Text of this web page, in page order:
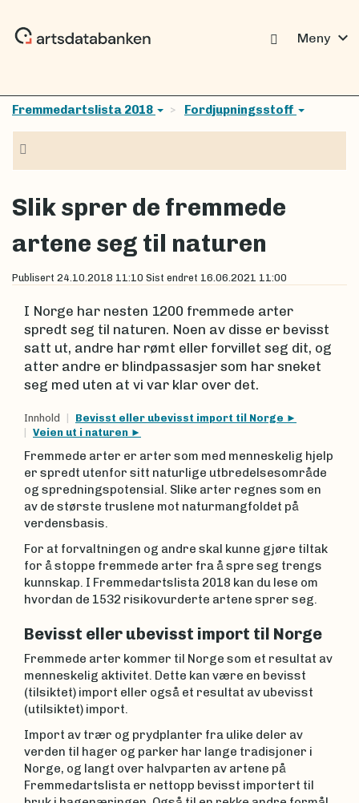
Meny expand_more
Fremmedartslista 2018 Fordjupningsstoff
Slik sprer de fremmede
artene seg til naturen
Publisert 24.10.2018 11:10 Sist endret 16.06.2021 11:00
I Norge har nesten 1200 fremmede arter
spredt seg til naturen. Noen av disse er bevisst
satt ut, andre har rømt eller forvillet seg dit, og
atter andre er blindpassasjer som har sneket
seg med uten at vi var klar over det.
Innhold
Bevisst eller ubevisst import til Norge
Veien ut i naturen
Fremmede arter er arter som med menneskelig hjelp
er spredt utenfor sitt naturlige utbredelsesområde
og spredningspotensial. Slike arter regnes som en
av de største truslene mot naturmangfoldet på
verdensbasis.
For at forvaltningen og andre skal kunne gjøre tiltak
for å stoppe fremmede arter fra å spre seg trengs
kunnskap. I Fremmedartslista 2018 kan du lese om
hvordan de 1532 risikovurderte artene sprer seg.
Bevisst eller ubevisst import til Norge
Fremmede arter kommer til Norge som et resultat av
menneskelig aktivitet. Dette kan være en bevisst
(tilsiktet) import eller også et resultat av ubevisst
(utilsiktet) import.
Import av trær og prydplanter fra ulike deler av
verden til hager og parker har lange tradisjoner i
Norge, og langt over halvparten av artene på
Fremmedartslista er nettopp bevisst importert til